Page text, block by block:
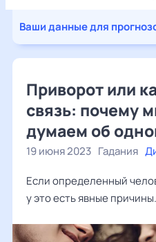
Ваши данные для
Приворот или
связь: почему
думаем об
19 июня 2023 Гадания
Если определенный
у это есть явные